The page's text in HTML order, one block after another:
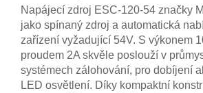
Napájecí zdroj ESC-120-54 značky
jako spínaný zdroj a automatická
zařízení vyžadující 54V. S výkonem
proudem 2A skvěle poslouží v
systémech zálohování, pro dobíjení
LED osvětlení. Díky kompaktní